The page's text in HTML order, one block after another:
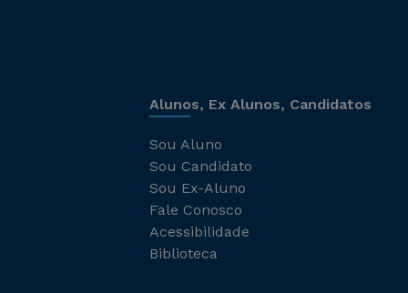
Alunos, Ex Alunos, Candidatos
Sou Aluno
Sou Candidato
Sou Ex-Aluno
Fale Conosco
Acessibilidade
Biblioteca